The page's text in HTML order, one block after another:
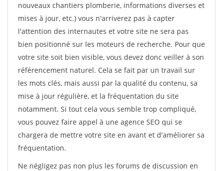
nouveaux chantiers plomberie, informations diverses et
mises à jour, etc.) vous n'arriverez pas à capter
l'attention des internautes et votre site ne sera pas
bien positionné sur les moteurs de recherche. Pour que
votre site soit bien visible, vous devez donc veiller à son
référencement naturel. Cela se fait par un travail sur
les mots clés, mais aussi par la qualité du contenu, sa
mise à jour régulière, et la fréquentation du site
notamment. Si tout cela vous semble trop compliqué,
vous pouvez faire appel à une agence SEO qui se
chargera de mettre votre site en avant et d'améliorer sa
fréquentation.
Ne négligez pas non plus les forums de discussion en